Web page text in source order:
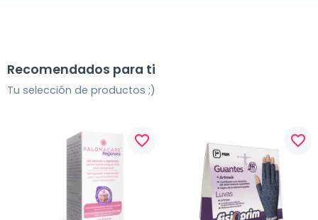
Recomendados para ti
Tu selección de productos ;)
favorite_border favorite_border